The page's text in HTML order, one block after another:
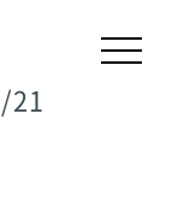
21